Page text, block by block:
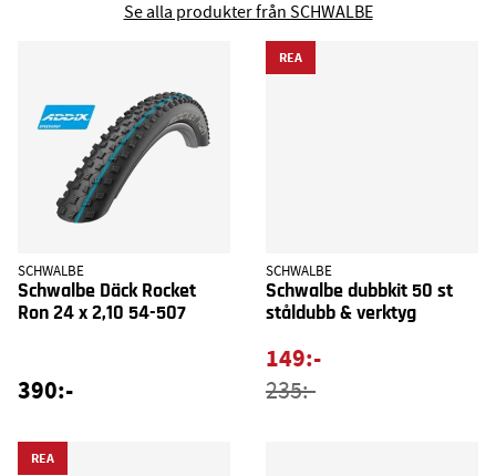
Se alla produkter från SCHWALBE
SCHWALBE
Schwalbe Däck Rocket
Ron 24 x 2,10 54-507
390:-
REA
SCHWALBE
Schwalbe dubbkit 50 st
ståldubb & verktyg
149:-
235:-
REA